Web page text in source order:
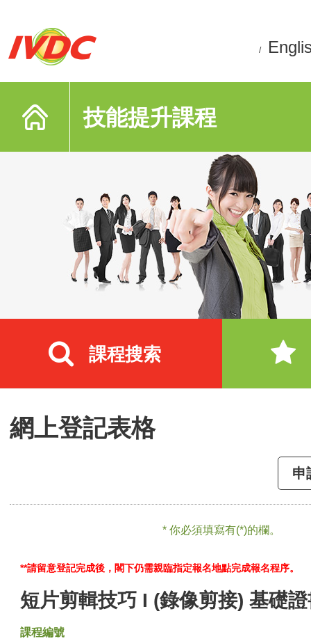
/
技能提升課程
課程搜索
網上登記表格
申
* 你必須填寫有(*)的欄。
**請留意登記完成後，閣下仍需親臨指定報名地點完成報名程序。
短片剪輯技巧 I (錄像剪接) 基礎
課程編號